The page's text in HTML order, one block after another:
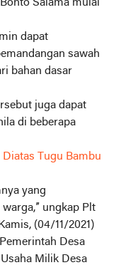
Salama mulai
dapat
sawah
bahan dasar
juga dapat
di beberapa
Diatas Tugu Bambu
yang
ungkap Plt
(04/11/2021)
Desa
Milik Desa